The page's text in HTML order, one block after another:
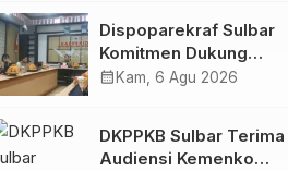
Tetap Dimatangkan
Dispoparekraf Sulbar
Komitmen Dukung
Penyusunan RAD
calendar_month Kam, 6 Agu 2026
DKPPKB Sulbar Terima
Audiensi Kemenko